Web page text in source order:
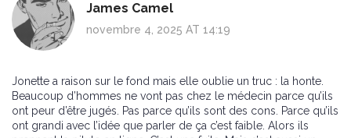
James Camel
novembre 4, 2025 AT 14:19
Jonette a raison sur le fond mais elle oublie un truc : la honte.
Beaucoup d’hommes ne vont pas chez le médecin parce qu’ils
ont peur d’être jugés. Pas parce qu’ils sont des cons. Parce qu’ils
ont grandi avec l’idée que parler de ça c’est faible. Alors ils